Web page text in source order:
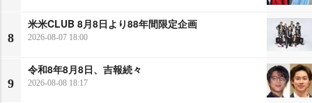
8
米米CLUB 8月8日より88年間限定企画
2026-08-07 18:00
9
令和8年8月8日、吉報続々
2026-08-08 18:17